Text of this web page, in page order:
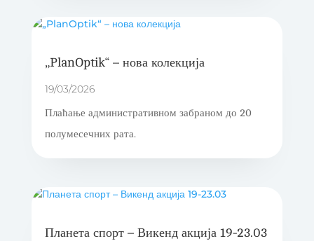
„PlanOptik“ – нова колекција
19/03/2026
Плаћање административном забраном до 20
полумесечних рата.
Планета спорт – Викенд акција 19-23.03